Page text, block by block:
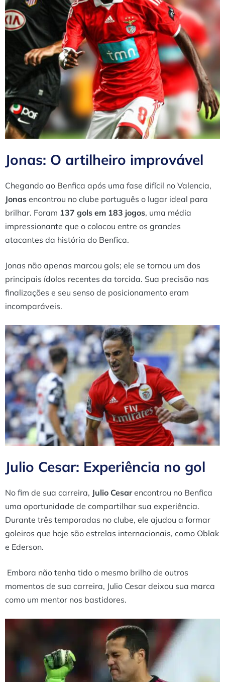
Jonas: O artilheiro improvável
Chegando ao Benfica após uma fase difícil no Valencia,
Jonas encontrou no clube português o lugar ideal para
brilhar. Foram 137 gols em 183 jogos, uma média
impressionante que o colocou entre os grandes
atacantes da história do Benfica.
Jonas não apenas marcou gols; ele se tornou um dos
principais ídolos recentes da torcida. Sua precisão nas
finalizações e seu senso de posicionamento eram
incomparáveis.
Julio Cesar: Experiência no gol
No fim de sua carreira, Julio Cesarencontrou no Benfica
uma oportunidade de compartilhar sua experiência.
Durante três temporadas no clube, ele ajudou a formar
goleiros que hoje são estrelas internacionais, como Oblak
e Ederson.
Embora não tenha tido o mesmo brilho de outros
momentos de sua carreira, Julio Cesar deixou sua marca
como um mentor nos bastidores.